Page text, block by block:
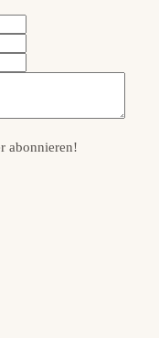
abonnieren!